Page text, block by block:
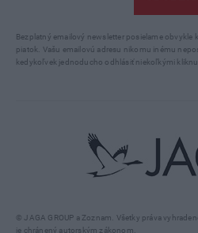
© JAGA GROUP a Zoznam. Všetky práva
je chránený autorským zákonom.
Bezplatný emailový newsletter posielame
piatok. Vašu emailovú adresu nikomu inému
kedykoľvek jednoducho odhlásiť niekoľkými